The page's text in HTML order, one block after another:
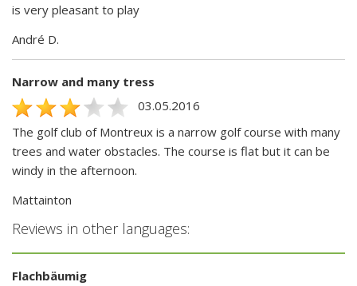
is very pleasant to play
André D.
Narrow and many tress
03.05.2016
The golf club of Montreux is a narrow golf course with many
trees and water obstacles. The course is flat but it can be
windy in the afternoon.
Mattainton
Reviews in other languages:
Flachbäumig